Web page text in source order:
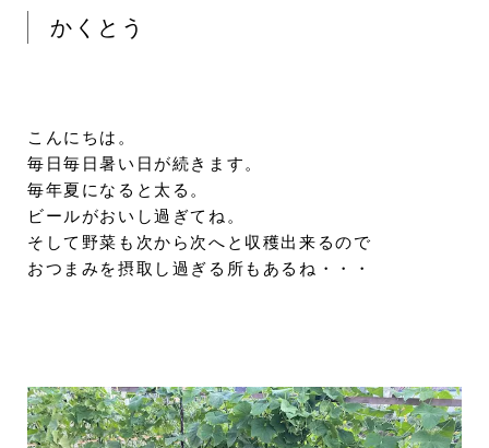
かくとう
こんにちは。
毎日毎日暑い日が続きます。
毎年夏になると太る。
ビールがおいし過ぎてね。
そして野菜も次から次へと収穫出来るので
おつまみを摂取し過ぎる所もあるね・・・